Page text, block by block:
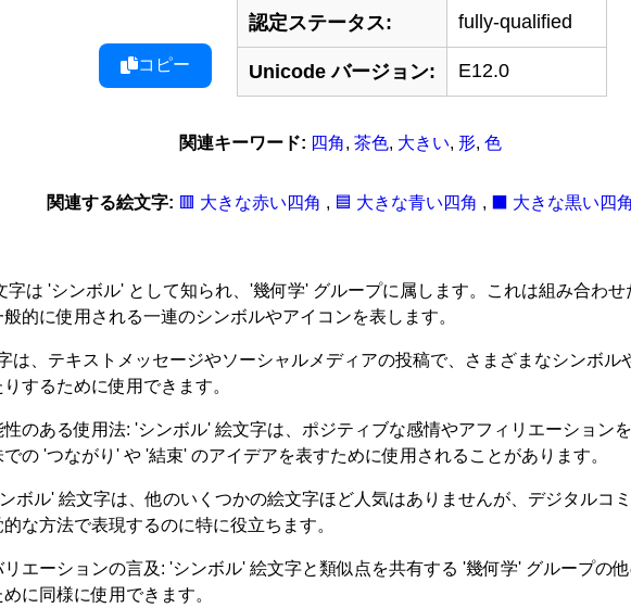
コピー
認定ステータス: fully-qualified
Unicode バージョン: E12.0
関連キーワード: 四角, 茶色, 大きい, 形, 色
関連する絵文字: 🟥 大きな赤い四角 , 🟦 大きな青い四角 , ⬛ 大きな黒い四角
は 'シンボル' として知られ、'幾何学' グループに属します。これは組み合わ
的に使用される一連のシンボルやアイコンを表します。
は、テキストメッセージやソーシャルメディアの投稿で、さまざまなシンボ
するために使用できます。
のある使用法: 'シンボル' 絵文字は、ポジティブな感情やアフィリエーション
の 'つながり' や '結束' のアイデアを表すために使用されることがあります。
ボル' 絵文字は、他のいくつかの絵文字ほど人気はありませんが、デジタルコ
な方法で表現するのに特に役立ちます。
エーションの言及: 'シンボル' 絵文字と類似点を共有する '幾何学' グループの
に同様に使用できます。